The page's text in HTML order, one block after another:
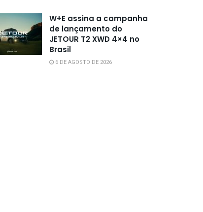
W+E assina a campanha
de lançamento do
JETOUR T2 XWD 4×4 no
Brasil
6 DE AGOSTO DE 2026